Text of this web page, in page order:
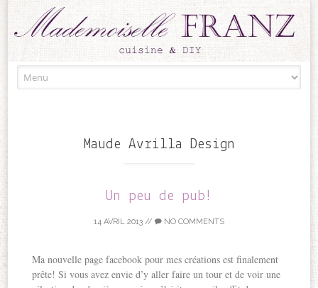
Maude Avrilla Design
Un peu de pub!
14 AVRIL 2013 // NO COMMENTS
Ma nouvelle page facebook pour mes créations est finalement
prête! Si vous avez envie d’y aller faire un tour et de voir une